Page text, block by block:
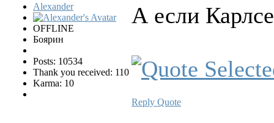
Alexander
OFFLINE
Боярин
Posts: 10534
Thank you received: 110
Karma: 10
А если
Reply Quote